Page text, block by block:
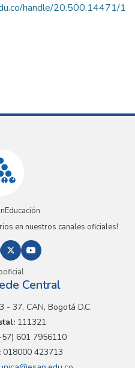
handle/20.500.14471/1
en nuestros canales oficiales!
Central
37, CAN, Bogotá D.C.
111321
601 7956110
018000 423713